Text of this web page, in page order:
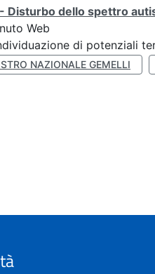
Disturbo dello spettro
Web
di potenziali
NAZIONALE GEMELLI